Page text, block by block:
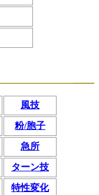
風技
粉/胞子
急所
ターン技
特性変化